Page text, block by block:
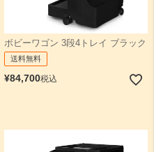
ボビーワゴン 3段4トレイ ブラック
送料無料
¥84,700税込